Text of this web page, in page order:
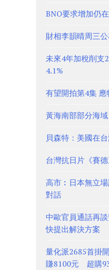
BNO要求增加仍
財相李韻晴周三
未來4年加稅削支
4.1%
有望開拍第4集
黃海南部部分海
貝森特：美國在
台灣抗日片《賽
高市︰日本無立
對話
中歐官員通話再
快提出解決方案
量化派2685首掛
賺8100元 超購